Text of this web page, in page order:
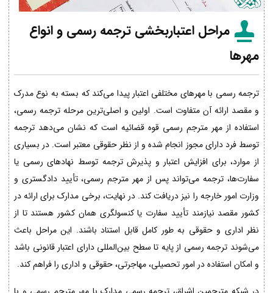
مراحل اعتباربخشی ترجمه رسمی و انواع
مهرها
ترجمه رسمی با مهرهای مختلفی اعتبار پیدا می‌کند که بسته به نوع مدرک
و مقصد ارائه آن متفاوت است. اولین و اصلی‌ترین مرحله ترجمه رسمی،
استفاده از مهر مترجم رسمی قوه قضائیه است که نشان می‌دهد ترجمه
توسط فرد دارای مجوز انجام شده و از نظر حقوقی معتبر است. در بسیاری
از موارد، برای افزایش اعتبار و پذیرش ترجمه توسط نهادهای رسمی یا
سفارت‌ها، ترجمه می‌تواند پس از مهر مترجم رسمی، تأیید دادگستری و
وزارت امور خارجه را نیز دریافت کند. در نهایت، برخی مدارک برای ارائه در
کشور مقصد نیازمند تأیید سفارت یا کنسولگری همان کشور هستند تا از
نظر اداری و حقوقی به طور کامل قابل استناد باشند. این مراحل باعث
می‌شوند ترجمه رسمی از پایه تا سطح بین‌المللی دارای اعتبار قانونی باشد
و امکان استفاده در امور تحصیلی، مهاجرتی، حقوقی و اداری را فراهم کند.